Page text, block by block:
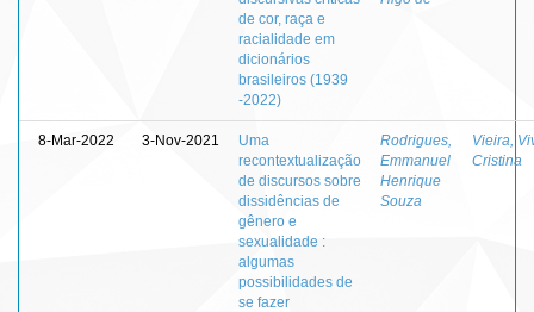
de cor, raça e
racialidade em
dicionários
brasileiros (1939
-2022)
8-Mar-2022 3-Nov-2021
Uma
recontextualização
de discursos sobre
dissidências de
gênero e
sexualidade :
algumas
possibilidades de
se fazer
Rodrigues,
Emmanuel
Henrique
Souza
Vieira,
Cristina